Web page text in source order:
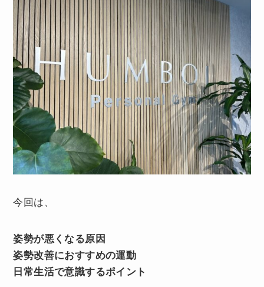
今回は、
姿勢が悪くなる原因
姿勢改善におすすめの運動
日常生活で意識するポイント